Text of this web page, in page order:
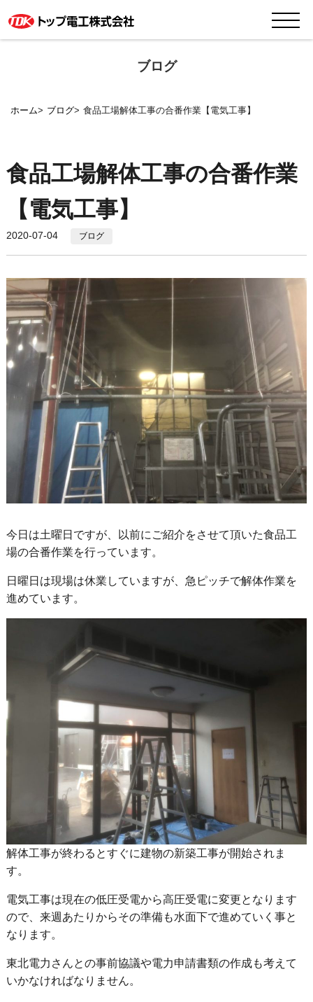
ブログ
ホーム ブログ 食品工場解体工事の合番作業【電気工事】
食品工場解体工事の合番作業
【電気工事】
2020-07-04 ブログ
今日は土曜日ですが、以前にご紹介をさせて頂いた食品工
場の合番作業を行っています。
日曜日は現場は休業していますが、急ピッチで解体作業を
進めています。
解体工事が終わるとすぐに建物の新築工事が開始されま
す。
電気工事は現在の低圧受電から高圧受電に変更となります
ので、来週あたりからその準備も水面下で進めていく事と
なります。
東北電力さんとの事前協議や電力申請書類の作成も考えて
いかなければなりません。